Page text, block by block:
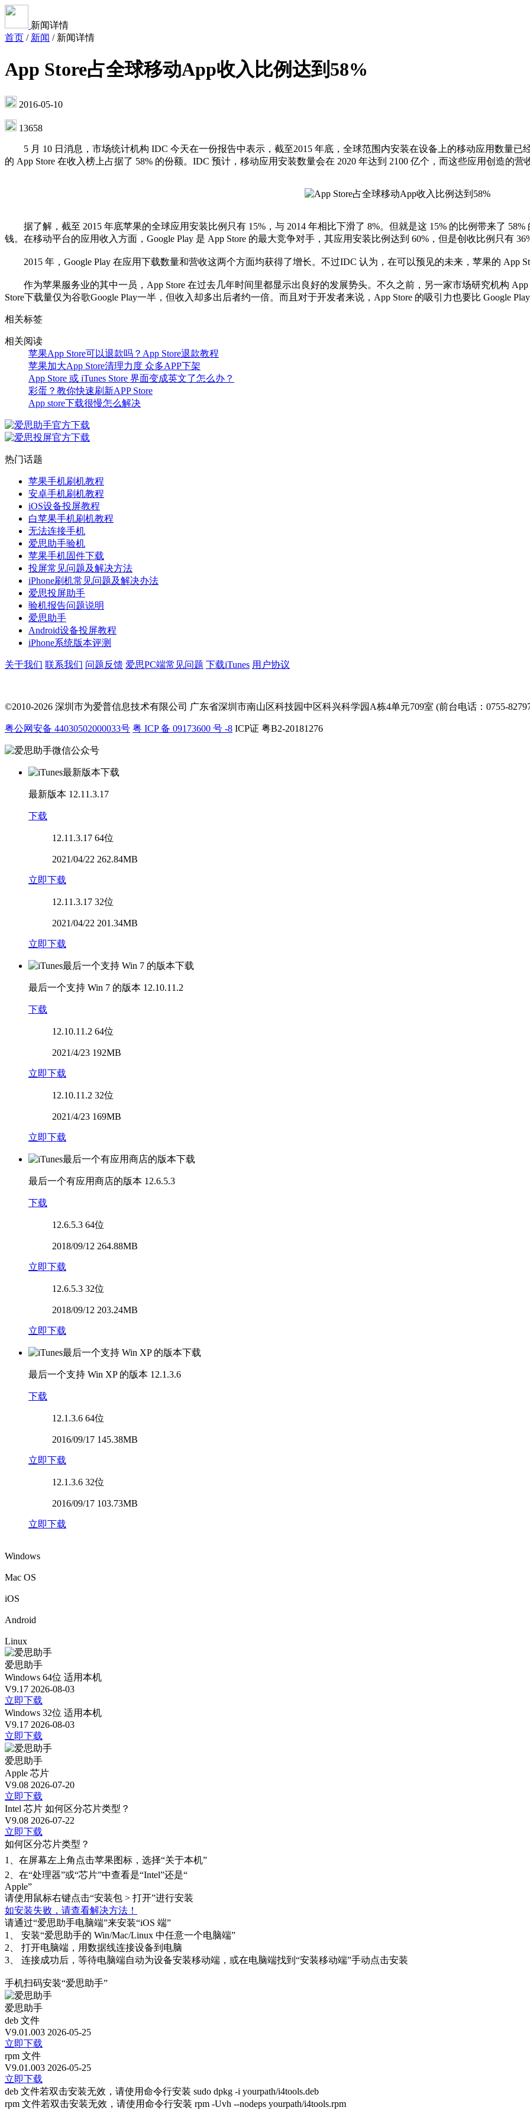
新闻详情
首页 / 新闻 / 新闻详情
App Store占全球移动App收入比例达到58%
2016-05-10
13658
5 月 10 日消息，市场统计机构 IDC 今天在一份报告中表示，截至2015 年底，全球范围内安装在设备上的移动应用数量已
的 App Store 在收入榜上占据了 58% 的份额。IDC 预计，移动应用安装数量会在 2020 年达到 2100 亿个，而这些应用创造的营
据了解，截至 2015 年底苹果的全球应用安装比例只有 15%，与 2014 年相比下滑了 8%。但就是这 15% 的比例带来了 58%
钱。在移动平台的应用收入方面，Google Play 是 App Store 的最大竞争对手，其应用安装比例达到 60%，但是创收比例只有
2015 年，Google Play 在应用下载数量和营收这两个方面均获得了增长。不过IDC 认为，在可以预见的未来，苹果的 App
作为苹果服务业的其中一员，App Store 在过去几年时间里都显示出良好的发展势头。不久之前，另一家市场研究机构
Store下载量仅为谷歌Google Play一半，但收入却多出后者约一倍。而且对于开发者来说，App Store 的吸引力也要比 Google
相关标签
相关阅读
苹果App Store可以退款吗？App Store退款教程
苹果加大App Store清理力度 众多APP下架
App Store 或 iTunes Store 界面变成英文了怎么办？
彩蛋？教你快速刷新APP Store
App store下载很慢怎么解决
热门话题
苹果手机刷机教程
安卓手机刷机教程
iOS设备投屏教程
白苹果手机刷机教程
无法连接手机
爱思助手验机
苹果手机固件下载
投屏常见问题及解决方法
iPhone刷机常见问题及解决办法
爱思投屏助手
验机报告问题说明
爱思助手
Android设备投屏教程
iPhone系统版本评测
关于我们 联系我们 问题反馈 爱思PC端常见问题 下载iTunes 用户协议
©2010-2026 深圳市为爱普信息技术有限公司 广东省深圳市南山区科技园中区科兴科学园A栋4单元709室 (前台电话：0755-
粤公网安备 44030502000033号 粤 ICP 备 09173600 号 -8 ICP证 粤B2-20181276
最新版本 12.11.3.17
下载
12.11.3.17 64位
2021/04/22 262.84MB
立即下载
12.11.3.17 32位
2021/04/22 201.34MB
立即下载
最后一个支持 Win 7 的版本 12.10.11.2
下载
12.10.11.2 64位
2021/4/23 192MB
立即下载
12.10.11.2 32位
2021/4/23 169MB
立即下载
最后一个有应用商店的版本 12.6.5.3
下载
12.6.5.3 64位
2018/09/12 264.88MB
立即下载
12.6.5.3 32位
2018/09/12 203.24MB
立即下载
最后一个支持 Win XP 的版本 12.1.3.6
下载
12.1.3.6 64位
2016/09/17 145.38MB
立即下载
12.1.3.6 32位
2016/09/17 103.73MB
立即下载
Windows
Mac OS
iOS
Android
Linux
爱思助手
Windows 64位 适用本机
V9.17 2026-08-03
立即下载
Windows 32位 适用本机
V9.17 2026-08-03
立即下载
爱思助手
Apple 芯片
V9.08 2026-07-20
立即下载
Intel 芯片 如何区分芯片类型？
V9.08 2026-07-22
立即下载
如何区分芯片类型？
1、 在屏幕左上角点击苹果图标，选择“关于本机”
2、 在“处理器”或“芯片”中查看是“Intel”还是“
Apple”
请使用鼠标右键点击“安装包 > 打开”进行安装
如安装失败，请查看解决方法！
请通过“爱思助手电脑端”来安装“iOS 端”
1、
安装“爱思助手的 Win/Mac/Linux 中任意一个电脑端”
2、
打开电脑端，用数据线连接设备到电脑
3、
连接成功后，等待电脑端自动为设备安装移动端，或在电脑端找到“安装移动端”手动点击安装
手机扫码安装“爱思助手”
爱思助手
deb 文件
V9.01.003 2026-05-25
立即下载
rpm 文件
V9.01.003 2026-05-25
立即下载
deb 文件若双击安装无效，请使用命令行安装 sudo dpkg -i yourpath/i4tools.deb
rpm 文件若双击安装无效，请使用命令行安装 rpm -Uvh --nodeps yourpath/i4tools.rpm